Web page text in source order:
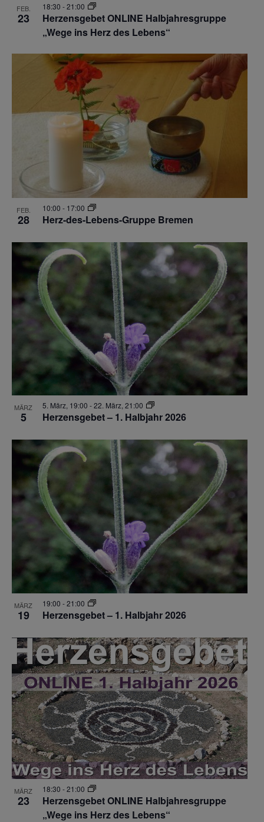
FEB.
23
Herzensgebet ONLINE Halbjahresgruppe
„Wege ins Herz des Lebens“
18:30 -21:00
FEB.
28 Herz-des-Lebens-Gruppe Bremen
10:00 - 17:00
MÄRZ
5 Herzensgebet – 1. Halbjahr 2026
5. März, 19:00 -22. März, 21:00
MÄRZ
19 Herzensgebet – 1. Halbjahr 2026
19:00 -21:00
MÄRZ
23
Herzensgebet ONLINE Halbjahresgruppe
„Wege ins Herz des Lebens“
18:30 -21:00